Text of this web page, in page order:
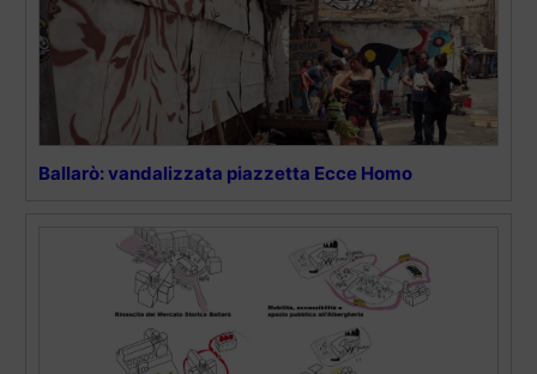
Ballarò: vandalizzata piazzetta Ecce Homo